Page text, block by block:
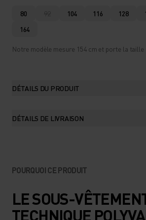
80 92 104 116 128
164
Notre modèle mesure 154 cm et porte la taille
DÉTAILS DU PRODUIT
DÉTAILS DE LIVRAISON
POURQUOI CE PRODUIT
LE SOUS-
TECHNIQUE